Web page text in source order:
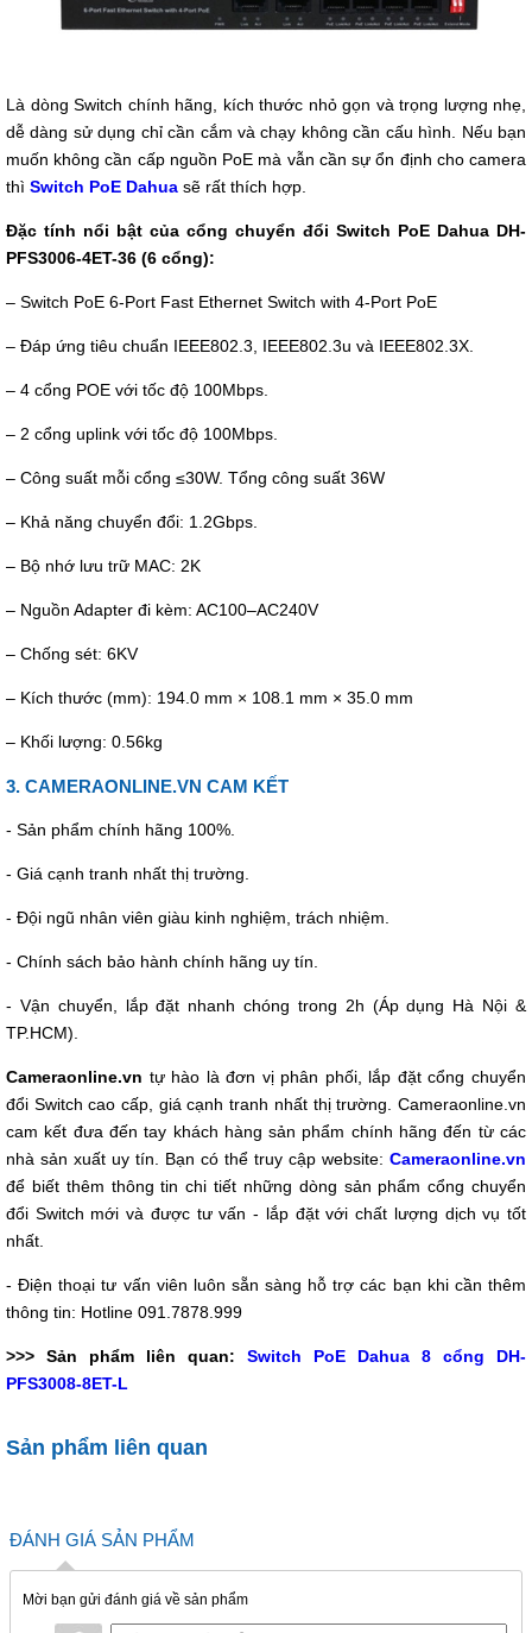
Là dòng Switch chính hãng, kích thước nhỏ gọn và trọng lượng nhẹ,
dễ dàng sử dụng chỉ cần cắm và chạy không cần cấu hình. Nếu bạn
muốn không cần cấp nguồn PoE mà vẫn cần sự ổn định cho camera
thì Switch PoE Dahua sẽ rất thích hợp.
Đặc tính nổi bật của cổng chuyển đổi Switch PoE Dahua DH-
PFS3006-4ET-36 (6 cổng):
– Switch PoE 6-Port Fast Ethernet Switch with 4-Port PoE
– Đáp ứng tiêu chuẩn IEEE802.3, IEEE802.3u và IEEE802.3X.
– 4 cổng POE với tốc độ 100Mbps.
– 2 cổng uplink với tốc độ 100Mbps.
– Công suất mỗi cổng ≤30W. Tổng công suất 36W
– Khả năng chuyển đổi: 1.2Gbps.
– Bộ nhớ lưu trữ MAC: 2K
– Nguồn Adapter đi kèm: AC100–AC240V
– Chống sét: 6KV
– Kích thước (mm): 194.0 mm × 108.1 mm × 35.0 mm
– Khối lượng: 0.56kg
3. CAMERAONLINE.VN CAM KẾT
- Sản phẩm chính hãng 100%.
- Giá cạnh tranh nhất thị trường.
- Đội ngũ nhân viên giàu kinh nghiệm, trách nhiệm.
- Chính sách bảo hành chính hãng uy tín.
- Vận chuyển, lắp đặt nhanh chóng trong 2h (Áp dụng Hà Nội &
TP.HCM).
Cameraonline.vn tự hào là đơn vị phân phối, lắp đặt cổng chuyển
đổi Switch cao cấp, giá cạnh tranh nhất thị trường. Cameraonline.vn
cam kết đưa đến tay khách hàng sản phẩm chính hãng đến từ các
nhà sản xuất uy tín. Bạn có thể truy cập website: Cameraonline.vn
để biết thêm thông tin chi tiết những dòng sản phẩm cổng chuyển
đổi Switch mới và được tư vấn - lắp đặt với chất lượng dịch vụ tốt
nhất.
- Điện thoại tư vấn viên luôn sẵn sàng hỗ trợ các bạn khi cần thêm
thông tin: Hotline 091.7878.999
>>> Sản phẩm liên quan: Switch PoE Dahua 8 cổng DH-
PFS3008-8ET-L
Sản phẩm liên quan
ĐÁNH GIÁ SẢN PHẨM
Mời bạn gửi đánh giá về sản phẩm